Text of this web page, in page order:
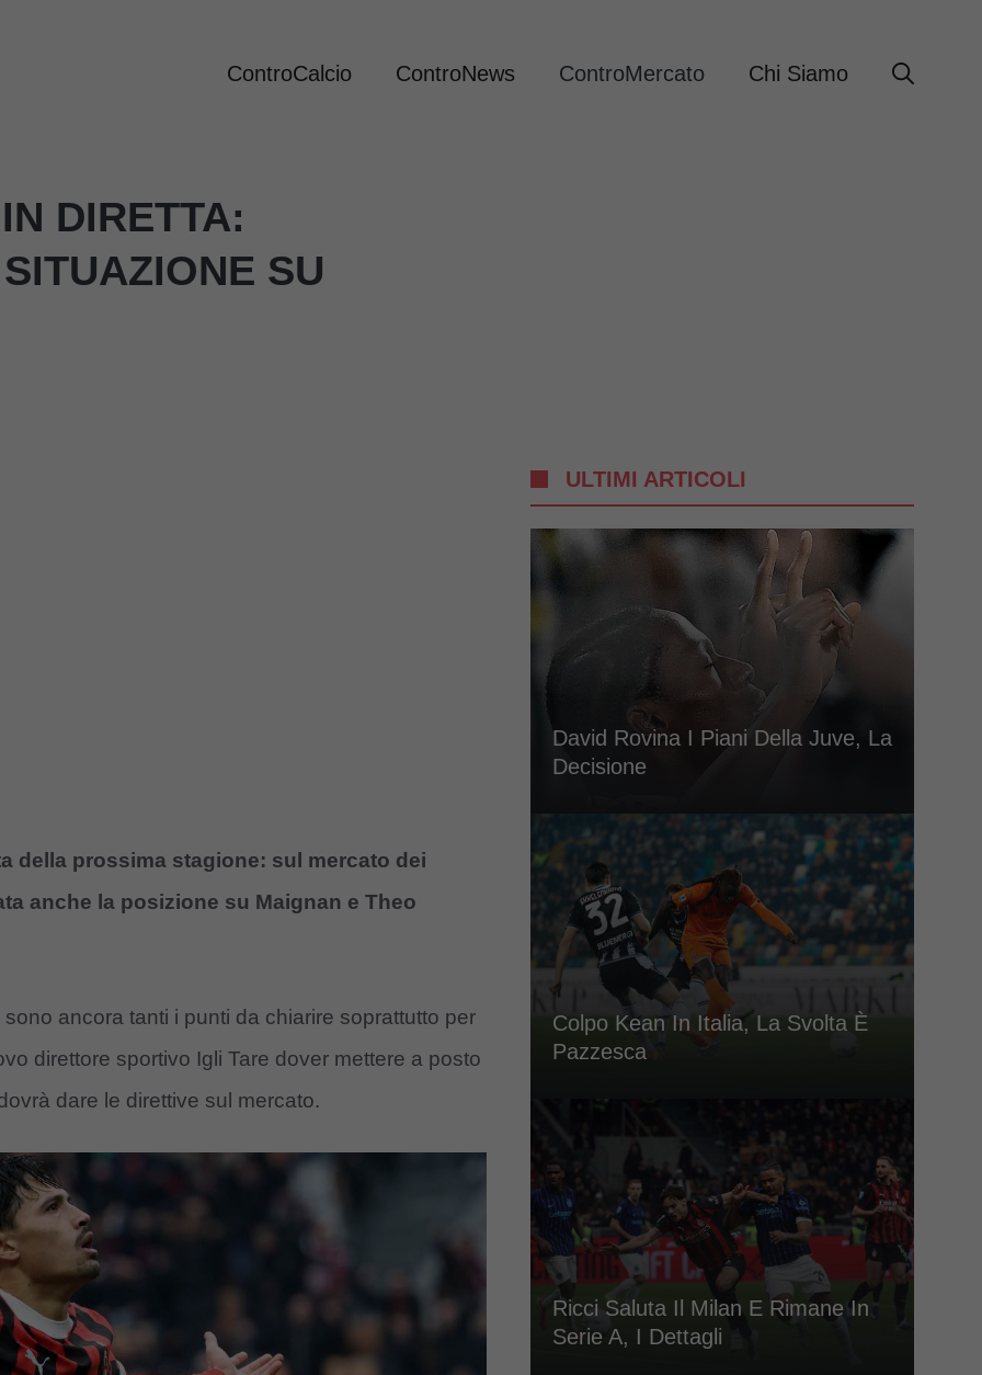
ControCalcio ControNews ControMercato Chi Siamo
DIRETTA:
SU
della prossima stagione: sul mercato dei
anche la posizione su Maignan e Theo
ancora tanti i punti da chiarire soprattutto per
direttore sportivo Igli Tare dover mettere a posto
dare le direttive sul mercato.
ULTIMI ARTICOLI
David Rovina I Piani Della Juve, La
Decisione
Colpo Kean In Italia, La Svolta È
Pazzesca
Ricci Saluta Il Milan E Rimane In
Serie A, I Dettagli